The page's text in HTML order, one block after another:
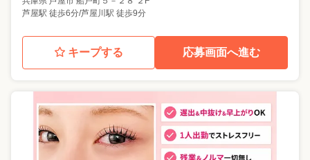
芦屋駅 徒歩6分/芦屋川駅 徒歩9分
キープする 応募画面へ進む